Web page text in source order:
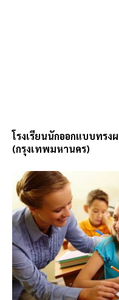
โรงเรียนนักออกแบบทรง
(กรุงเทพมหานคร)